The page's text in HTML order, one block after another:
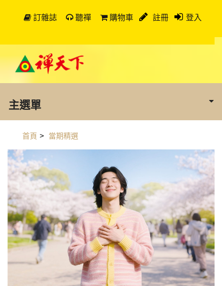
訂雜誌 聽禪 購物車 註冊 登入
主選單
首頁 > 當期精選